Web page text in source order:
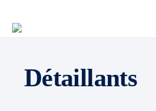
Détaillants